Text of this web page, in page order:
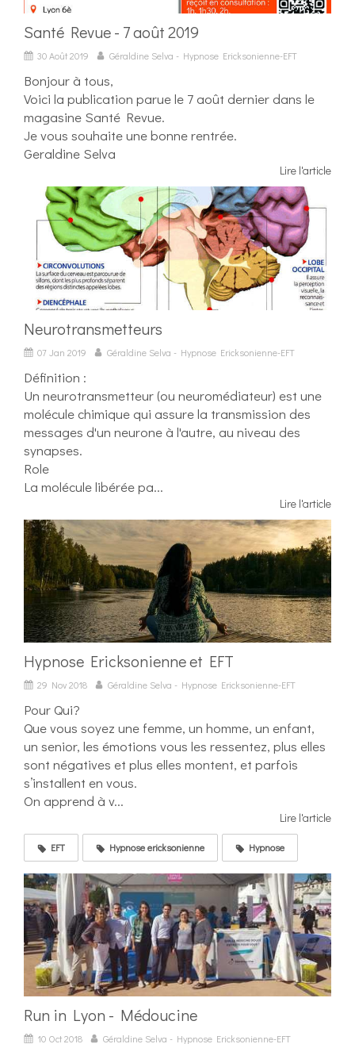
Santé Revue - 7 août 2019
30 Août 2019 Géraldine Selva - Hypnose Ericksonienne-EFT
Bonjour à tous,
Voici la publication parue le 7 août dernier dans le
magasine Santé Revue.
Je vous souhaite une bonne rentrée.
Geraldine Selva
Lire l'article
Neurotransmetteurs
07 Jan 2019 Géraldine Selva - Hypnose Ericksonienne-EFT
Définition :
Un neurotransmetteur (ou neuromédiateur) est une
molécule chimique qui assure la transmission des
messages d'un neurone à l'autre, au niveau des
synapses.
Role
La molécule libérée pa...
Lire l'article
Hypnose Ericksonienne et EFT
29 Nov 2018 Géraldine Selva - Hypnose Ericksonienne-EFT
Pour Qui?
Que vous soyez une femme, un homme, un enfant,
un senior, les émotions vous les ressentez, plus elles
sont négatives et plus elles montent, et parfois
s’installent en vous.
On apprend à v...
Lire l'article
EFT Hypnose ericksonienne Hypnose
Run in Lyon - Médoucine
10 Oct 2018 Géraldine Selva - Hypnose Ericksonienne-EFT